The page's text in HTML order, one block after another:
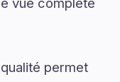
permet